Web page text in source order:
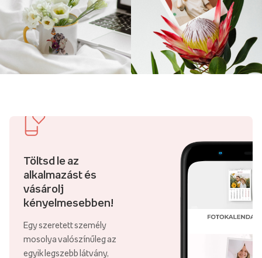
Töltsd le az
alkalmazást és
vásárolj
kényelmesebben!
Egy szeretett személy
mosolya valószínűleg az
egyik legszebb látvány,